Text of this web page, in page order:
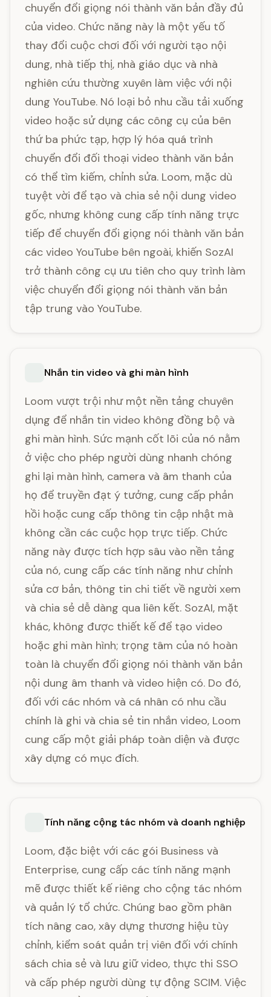
chuyển đổi giọng nói thành văn bản đầy đủ
của video. Chức năng này là một yếu tố
thay đổi cuộc chơi đối với người tạo nội
dung, nhà tiếp thị, nhà giáo dục và nhà
nghiên cứu thường xuyên làm việc với nội
dung YouTube. Nó loại bỏ nhu cầu tải xuống
video hoặc sử dụng các công cụ của bên
thứ ba phức tạp, hợp lý hóa quá trình
chuyển đổi đối thoại video thành văn bản
có thể tìm kiếm, chỉnh sửa. Loom, mặc dù
tuyệt vời để tạo và chia sẻ nội dung video
gốc, nhưng không cung cấp tính năng trực
tiếp để chuyển đổi giọng nói thành văn bản
các video YouTube bên ngoài, khiến SozAI
trở thành công cụ ưu tiên cho quy trình làm
việc chuyển đổi giọng nói thành văn bản
tập trung vào YouTube.
Nhắn tin video và ghi màn hình
Loom vượt trội như một nền tảng chuyên
dụng để nhắn tin video không đồng bộ và
ghi màn hình. Sức mạnh cốt lõi của nó nằm
ở việc cho phép người dùng nhanh chóng
ghi lại màn hình, camera và âm thanh của
họ để truyền đạt ý tưởng, cung cấp phản
hồi hoặc cung cấp thông tin cập nhật mà
không cần các cuộc họp trực tiếp. Chức
năng này được tích hợp sâu vào nền tảng
của nó, cung cấp các tính năng như chỉnh
sửa cơ bản, thông tin chi tiết về người xem
và chia sẻ dễ dàng qua liên kết. SozAI, mặt
khác, không được thiết kế để tạo video
hoặc ghi màn hình; trọng tâm của nó hoàn
toàn là chuyển đổi giọng nói thành văn bản
nội dung âm thanh và video hiện có. Do đó,
đối với các nhóm và cá nhân có nhu cầu
chính là ghi và chia sẻ tin nhắn video, Loom
cung cấp một giải pháp toàn diện và được
xây dựng có mục đích.
Tính năng cộng tác nhóm và doanh nghiệp
Loom, đặc biệt với các gói Business và
Enterprise, cung cấp các tính năng mạnh
mẽ được thiết kế riêng cho cộng tác nhóm
và quản lý tổ chức. Chúng bao gồm phân
tích nâng cao, xây dựng thương hiệu tùy
chỉnh, kiểm soát quản trị viên đối với chính
sách chia sẻ và lưu giữ video, thực thi SSO
và cấp phép người dùng tự động SCIM. Việc